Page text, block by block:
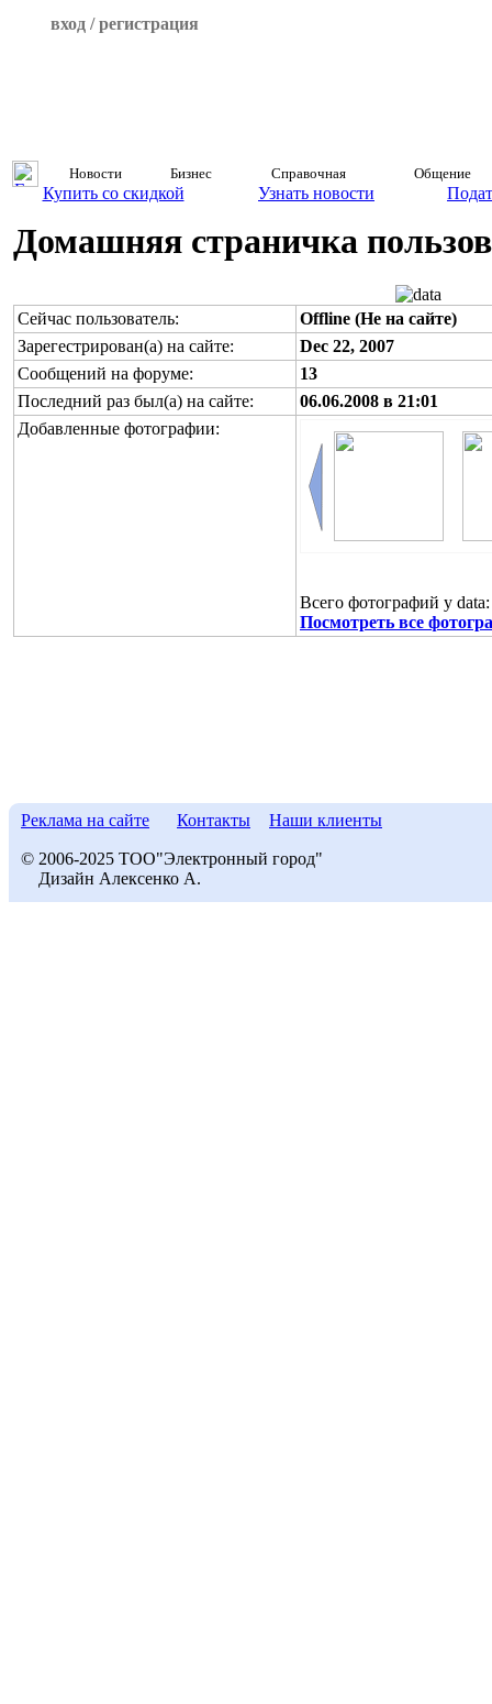
вход / регистрация
Новости Бизнес Справочная Общение
Купить со скидкой Узнать новости
Домашняя страничка
Сейчас пользователь:
Offline (Не на сайте)
Зарегестрирован(а) на сайте:
Dec 22, 2007
Сообщений на форуме:
13
Последний раз был(а) на сайте:
06.06.2008 в 21:01
Добавленные фотографии:
Всего фотографий у data:
Посмотреть все
Реклама на сайте Контакты Наши клиенты
© 2006-2025 ТОО"Электронный город"
Дизайн Алексенко А.